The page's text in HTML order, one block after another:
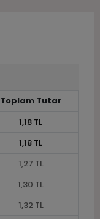
Toplam Tutar
1,18 TL
1,18 TL
1,27 TL
1,30 TL
1,32 TL